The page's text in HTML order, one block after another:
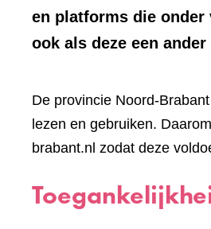
en platforms die
ook als deze een
De provincie Noord-
lezen en gebruiken.
brabant.nl zodat deze